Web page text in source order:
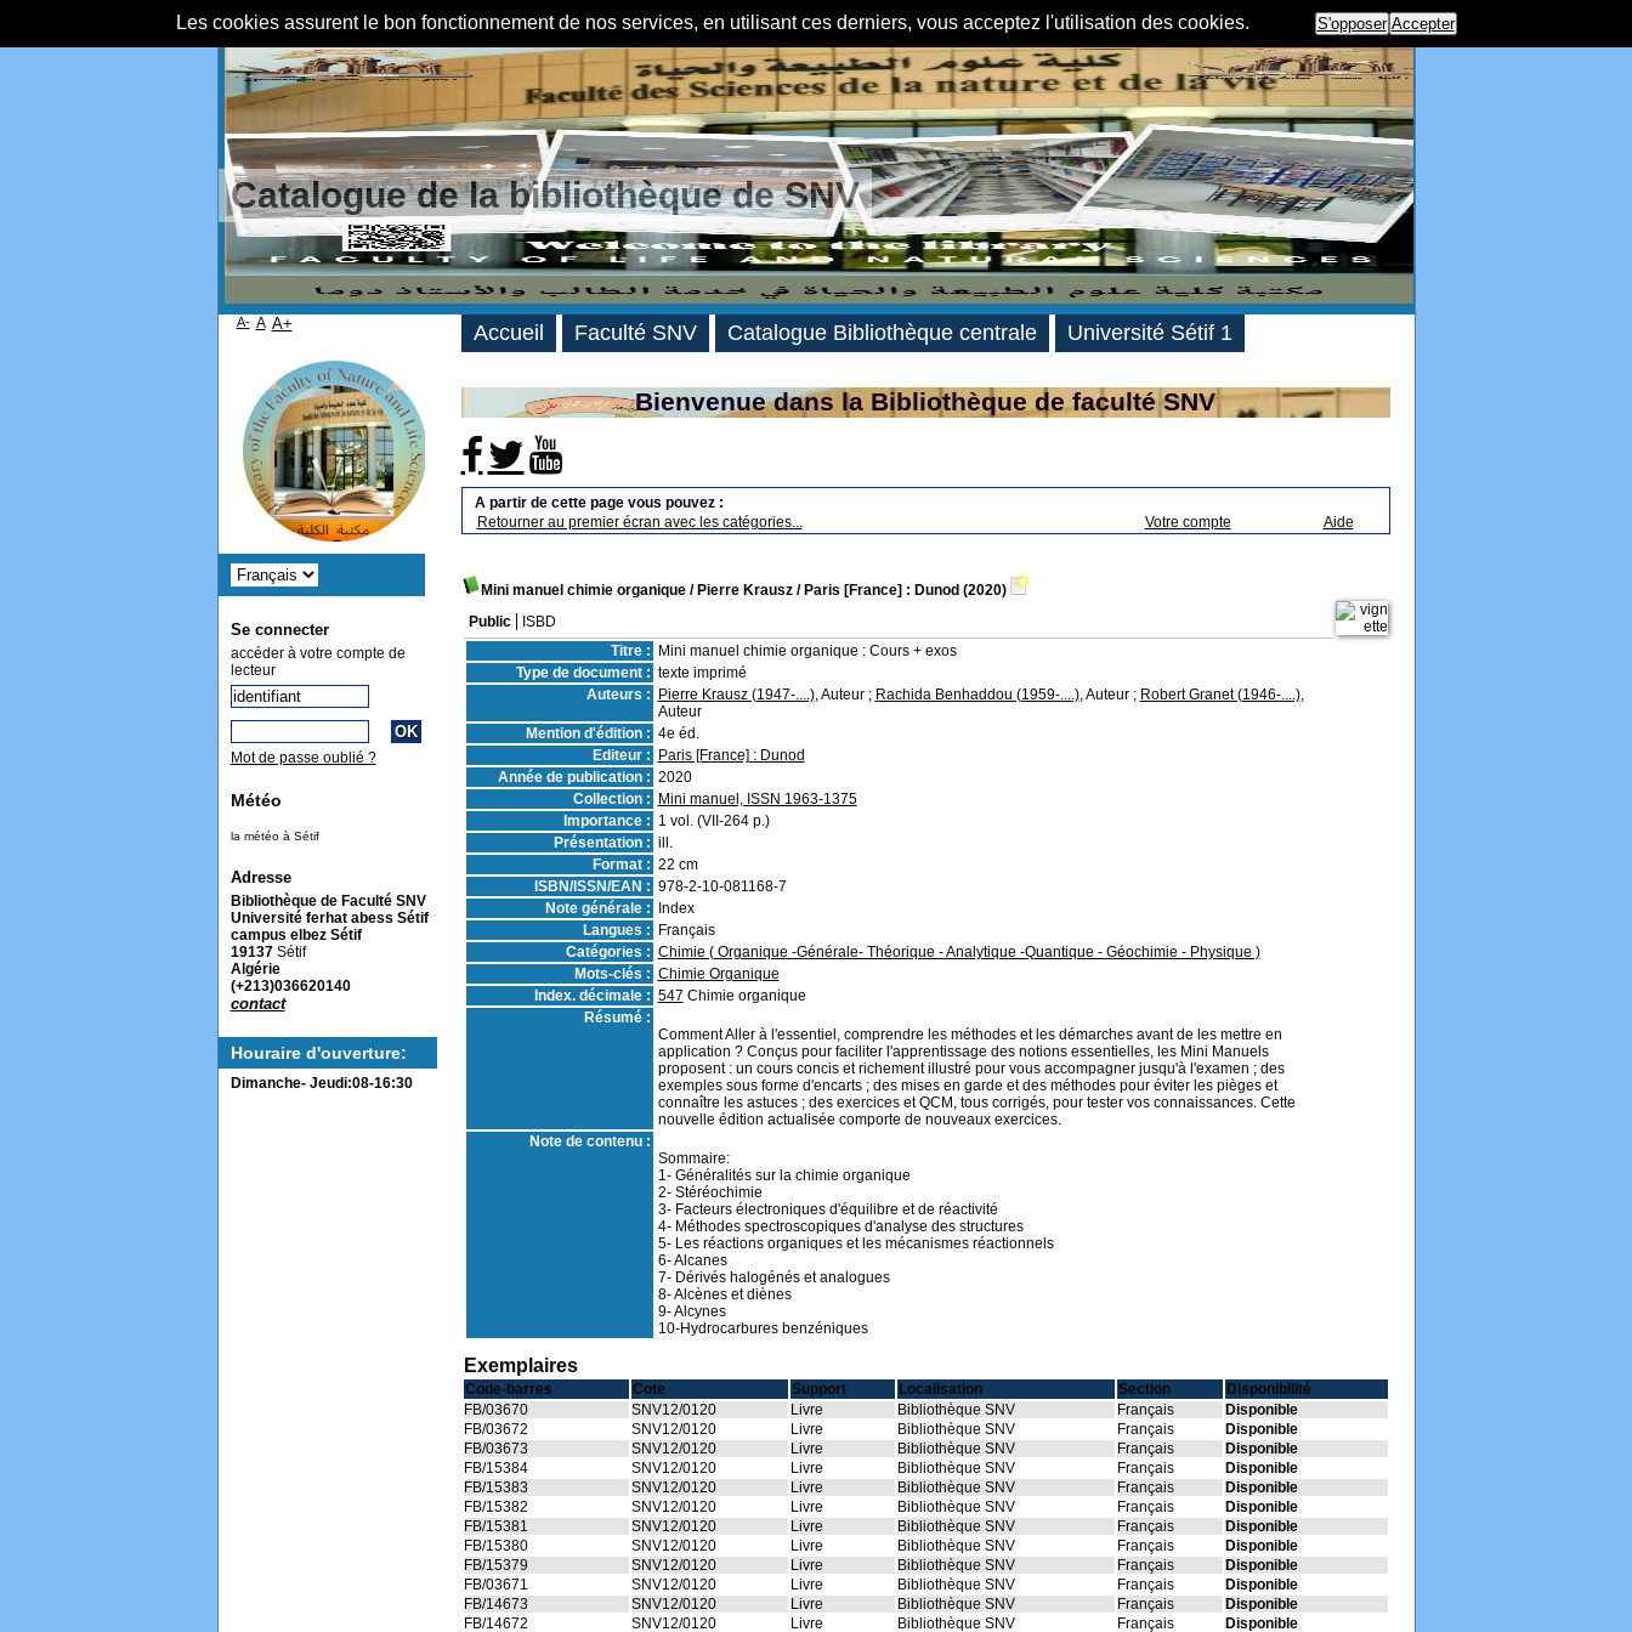
Les cookies assurent le bon fonctionnement de nos services, en utilisant ces derniers, vous acceptez l'utilisation des cookies. S'opposer Accepter
Catalogue de la bibliothèque de SNV
Bienvenue dans la Bibliothèque de faculté SNV
A partir de cette page vous pouvez :
Retourner au premier écran avec les catégories...
Votre compte Aide
Mini manuel chimie organique/ Pierre Krausz/ Paris [France] : Dunod (2020)
Public
ISBD
Titre :
Mini manuel chimie organique : Cours + exos
Type de document : texte imprimé
Auteurs :
Pierre Krausz (1947-....), Auteur ; Rachida Benhaddou (1959-....), Auteur ; Robert Granet (1946-....),
Auteur
Mention d'édition : 4e éd.
Editeur :
Paris [France] : Dunod
Année de publication : 2020
Collection :
Mini manuel, ISSN 1963-1375
Importance : 1 vol. (VII-264 p.)
Présentation : ill.
Format : 22 cm
ISBN/ISSN/EAN : 978-2-10-081168-7
Note générale :
Index
Langues :
Français
Catégories : Chimie ( Organique -Générale- Théorique - Analytique -Quantique - Géochimie - Physique )
Mots-clés : Chimie Organique
Index. décimale : 547 Chimie organique
Résumé :
Comment Aller à l'essentiel, comprendre les méthodes et les démarches avant de les mettre en
application ? Conçus pour faciliter l'apprentissage des notions essentielles, les Mini Manuels
proposent : un cours concis et richement illustré pour vous accompagner jusqu'à l'examen ; des
exemples sous forme d'encarts ; des mises en garde et des méthodes pour éviter les pièges et
connaître les astuces ; des exercices et QCM, tous corrigés, pour tester vos connaissances. Cette
nouvelle édition actualisée comporte de nouveaux exercices.
Note de contenu :
Sommaire:
1- Généralités sur la chimie organique
2- Stéréochimie
3- Facteurs électroniques d'équilibre et de réactivité
4- Méthodes spectroscopiques d'analyse des structures
5- Les réactions organiques et les mécanismes réactionnels
6- Alcanes
7- Dérivés halogénés et analogues
8- Alcènes et diènes
9- Alcynes
10-Hydrocarbures benzéniques
Exemplaires
Code-barres Cote Support Localisation Section
Disponibilité
FB/03670
SNV12/0120 Livre Bibliothèque SNV Français
Disponible
FB/03672
SNV12/0120 Livre Bibliothèque SNV Français
Disponible
FB/03673
SNV12/0120 Livre Bibliothèque SNV Français
Disponible
FB/15384
SNV12/0120 Livre Bibliothèque SNV Français
Disponible
FB/15383
SNV12/0120 Livre Bibliothèque SNV Français
Disponible
FB/15382
SNV12/0120 Livre Bibliothèque SNV Français
Disponible
FB/15381
SNV12/0120 Livre Bibliothèque SNV Français
Disponible
FB/15380
SNV12/0120 Livre Bibliothèque SNV Français
Disponible
FB/15379
SNV12/0120 Livre Bibliothèque SNV Français
Disponible
FB/03671
SNV12/0120 Livre Bibliothèque SNV Français
Disponible
FB/14673
SNV12/0120 Livre Bibliothèque SNV Français
Disponible
FB/14672
SNV12/0120 Livre Bibliothèque SNV Français Disponible
Accueil Faculté SNV Catalogue Bibliothèque centrale Université Sétif 1
A- A A+
Se connecter
accéder à votre compte de
lecteur
Mot de passe oublié ?
Météo
la météo à Sétif
Adresse
Bibliothèque de Faculté SNV
Université ferhat abess Sétif
campus elbez Sétif
19137Sétif
Algérie
(+213)036620140
contact
Houraire d'ouverture:
Dimanche- Jeudi:08-16:30